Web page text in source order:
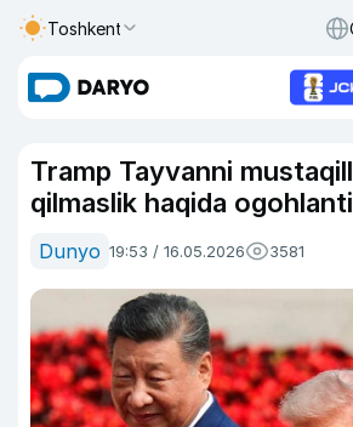
Toshkent
Tramp Tayvanni
qilmaslik haqida
Dunyo 19:53 / 16.05.2026 3581